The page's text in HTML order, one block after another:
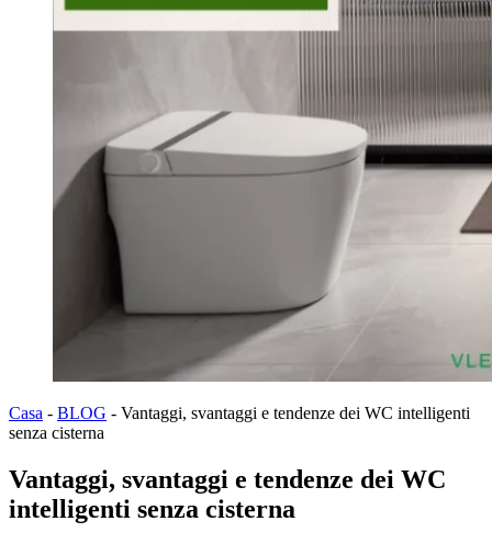
Casa - BLOG - Vantaggi, svantaggi e tendenze dei WC intelligenti
senza cisterna
Vantaggi, svantaggi e tendenze dei WC
intelligenti senza cisterna